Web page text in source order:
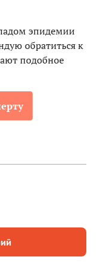
эпидемии
обратиться к
подобное